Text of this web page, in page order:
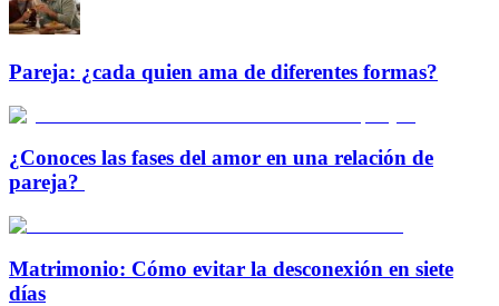
Pareja: ¿cada quien ama de diferentes formas?
¿Conoces las fases del amor en una relación de
pareja?
Matrimonio: Cómo evitar la desconexión en siete
días